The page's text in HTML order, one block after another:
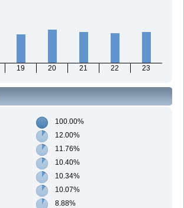
19 20 21 22 23
100.00%
12.00%
11.76%
10.40%
10.34%
10.07%
8.88%